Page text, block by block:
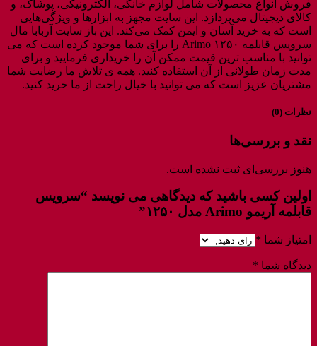
فروش انواع محصولات شامل لوازم خانگی، الکترونیکی، پوشاک، و
کالای دیجیتال می‌پردازد. این سایت مجهز به ابزارها و ویژگی‌هایی
است که به خرید آسان و ایمن کمک می‌کند. این باز سایت آربابا مال
سرویس قابلمه ۱۲۵۰ Arimo را برای شما موجود کرده است که می
توانید با مناسب ترین قیمت ممکن آن را خریداری فرمایید و برای
مدت زمان طولانی از آن استفاده کنید. همه ی تلاش ما رضایت شما
مشتریان عزیز است که می توانید با خیال راحت از ما خرید کنید.
نظرات (0)
نقد و بررسی‌ها
هنوز بررسی‌ای ثبت نشده است.
اولین کسی باشید که دیدگاهی می نویسد “سرویس
قابلمه آریمو Arimo مدل ۱۲۵۰”
امتیاز شما *
دیدگاه شما *